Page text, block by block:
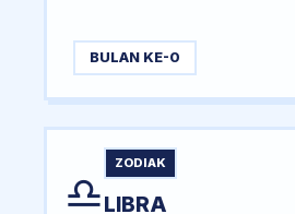
BULAN KE-0
♎
ZODIAK
LIBRA